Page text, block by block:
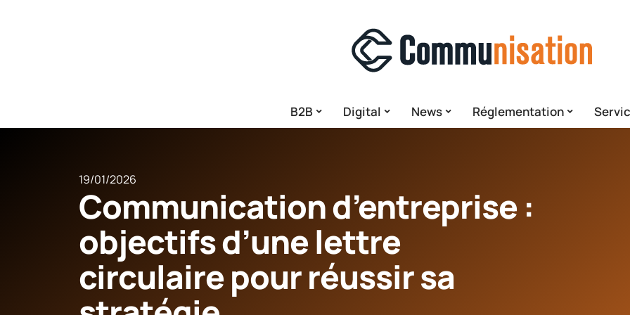
B2B Digital News Réglementation
19/01/2026
Communication d’entreprise :
objectifs d’une lettre
circulaire pour réussir sa